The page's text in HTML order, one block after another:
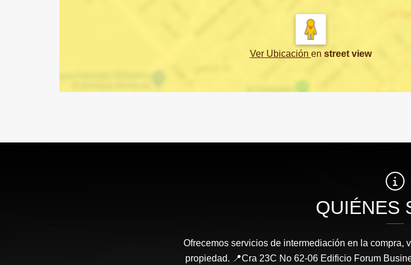
Ver Ubicación en street view
QUIÉNES
Ofrecemos servicios de intermediación en la compra,
propiedad. 📍Cra 23C No 62-06 Edificio Forum